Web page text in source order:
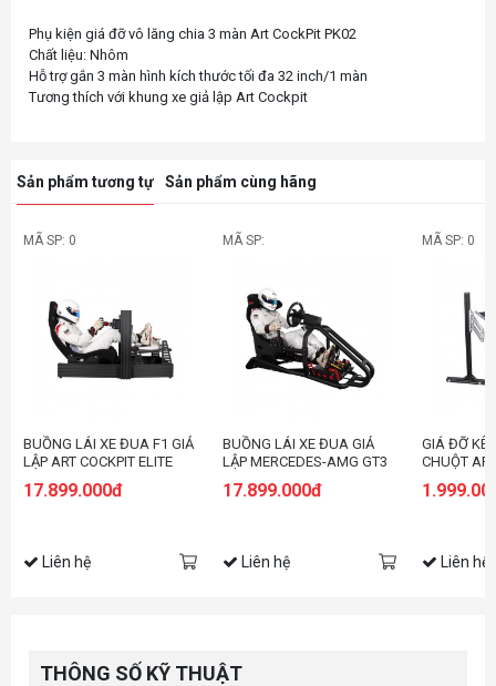
Phụ kiện giá đỡ vô lăng chia 3 màn Art CockPit PK02
Chất liệu: Nhôm
Hỗ trợ gắn 3 màn hình kích thước tối đa 32 inch/1 màn
Sản phẩm tương tự Sản phẩm cùng hãng
MÃ SP: 0
BUỒNG LÁI XE ĐUA F1 GIẢ
LẬP ART COCKPIT ELITE
SIMULATOR AD13
17.899.000đ
Liên hệ
MÃ SP:
BUỒNG LÁI XE ĐUA GIẢ
LẬP MERCEDES-AMG GT3
RACING SIMULATOR (KÈM
17.899.000đ
Liên hệ
MÃ SP: 0
GIÁ ĐỠ KÊ
CHUỘT
Liên hệ
THÔNG SỐ KỸ THUẬT